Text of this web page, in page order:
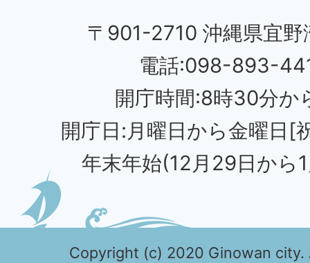
〒901-2710 沖縄県宜野
電話:098-893-
開庁時間:8時30分か
開庁日:月曜日から金曜日[
年末年始(12月29日から
Copyright (c) 2020 Ginowan city.